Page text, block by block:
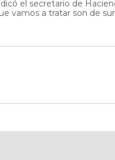
el secretario de
vamos a tratar son de